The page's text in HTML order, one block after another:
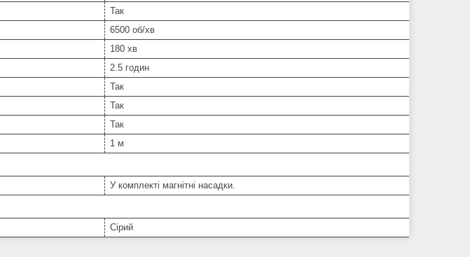
Так
6500 об/хв
180 хв
2.5 годин
Так
Так
Так
1 м
У комплекті магнітні насадки.
Сірий